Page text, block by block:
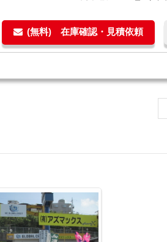
(無料) 在庫確認・見積依頼